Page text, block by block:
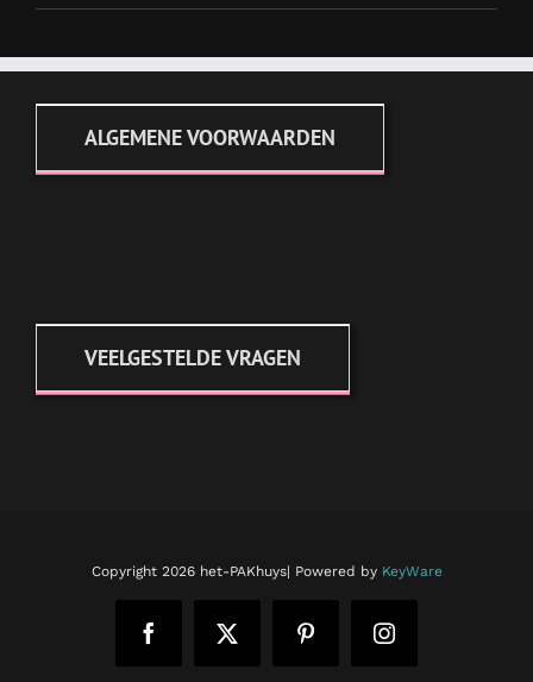
ALGEMENE VOORWAARDEN
VEELGESTELDE VRAGEN
Copyright 2026 het-PAKhuys| Powered by KeyWare
FacebookX PinterestInstagram